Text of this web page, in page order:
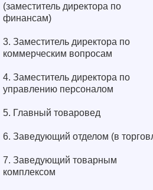
(заместитель директора по
финансам)
3. Заместитель директора по
коммерческим вопросам
4. Заместитель директора по
управлению персоналом
5. Главный товаровед
6. Заведующий отделом (в
7. Заведующий товарным
комплексом